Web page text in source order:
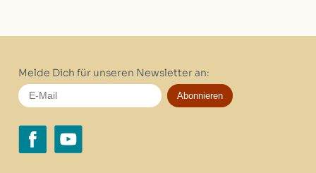
Melde Dich für unseren Newsletter an:
Abonnieren